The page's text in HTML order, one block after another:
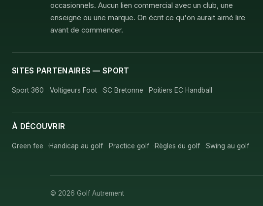
occasionnels. Aucun lien commercial avec un club, une
enseigne ou une marque. On écrit ce qu'on aurait aimé lire
avant de commencer.
SITES PARTENAIRES — SPORT
Sport 360 Voltigeurs Foot SC Bretonne Poitiers EC Handball
À DÉCOUVRIR
Green fee Handicap au golf Practice golf Règles du golf Swing au golf
© 2026 Golf Autrement